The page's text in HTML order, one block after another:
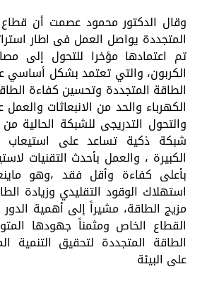
وقال الدكتور محمود عصمت أن قطاع
المتجددة يواصل العمل فى اطار
تم اعتمادها مؤخرا للتحول إلى
الكربون، والتي تعتمد بشكل أساسي
الطاقة المتجددة وتحسين كفاءة
الكهرباء والحد من الانبعاثات
والتحول التدريجى للشبكة الحالية
شبكة ذكية تساعد على استيعاب
الكبيرة ، والعمل بأحدث التقنيات
بأعلى كفاءة وأقل فقد ،وهو
استهلاك الوقود التقليدي وزيادة
مزيج الطاقة، مشيراً إلى أهمية
القطاع الخاص ومثمناً جهودها
الطاقة المتجددة لتحقيق التنمية
على البيئة